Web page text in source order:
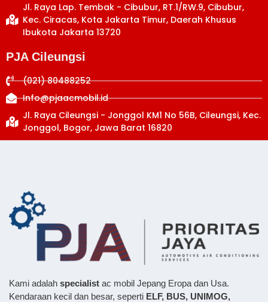
Jl. Raya Lap. Tembak - Cibubur, RT.1/RW.9, Cibubur,
Kec. Ciracas, Kota Jakarta Timur, Daerah Khusus
Ibukota Jakarta 13720
PJA Cileungsi
(021) 80488252
Info@pjaacmobil.id
Jl. Raya Cileungsi - Jonggol KM1 No 56B, Cileungsi, Kec.
Jonggol, Bogor, Jawa Barat 16820
Kami adalah specialist ac mobil Jepang Eropa dan Usa.
Kendaraan kecil dan besar, seperti ELF, BUS, UNIMOG,